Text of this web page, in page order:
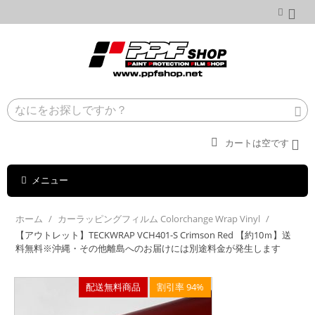
カートは空です
メニュー
ホーム / カーラッピングフィルム Colorchange Wrap Vinyl /
【アウトレット】TECKWRAP VCH401-S Crimson Red 【約10ｍ】送
料無料※沖縄・その他離島へのお届けには別途料金が発生します
配送無料商品 割引率 94%